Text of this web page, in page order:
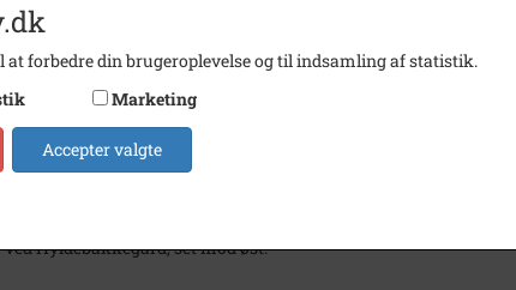
Hyldebakkegård, set mod øst.
at forbedre din brugeroplevelse og til indsamling af statistik.
Marketing
Accepter valgte